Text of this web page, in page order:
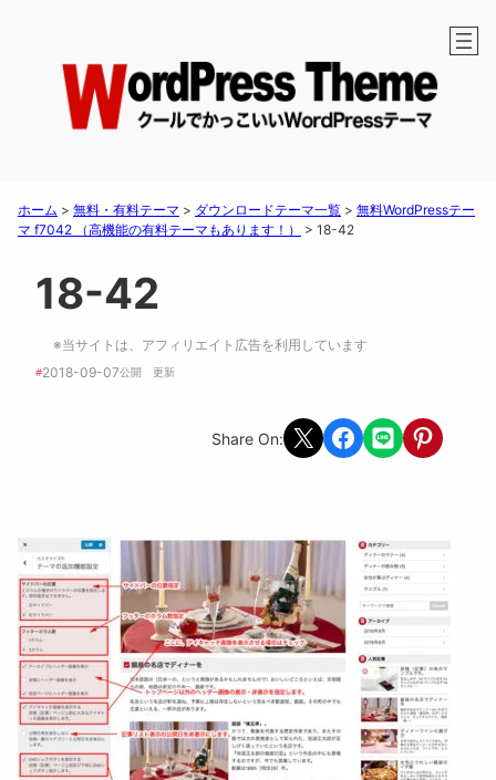
ホーム > 無料・有料テーマ > ダウンロードテーマ一覧 > 無料WordPressテー
マ f7042 （高機能の有料テーマもあります！）
> 18-42
18-42
※当サイトは、アフィリエイト広告を利用しています
#2018-09-07公開 更新
Share On: Share on X Share on Facebook
Share on LINEShare on